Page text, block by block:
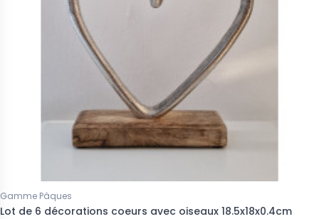
Gamme Pâques
Lot de 6 décorations coeurs avec oiseaux 18.5x18x0.4cm